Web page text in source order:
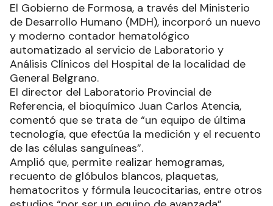
El Gobierno de Formosa, a través del Ministerio
de Desarrollo Humano (MDH), incorporó un nuevo
y moderno contador hematológico
automatizado al servicio de Laboratorio y
Análisis Clínicos del Hospital de la localidad de
General Belgrano.
El director del Laboratorio Provincial de
Referencia, el bioquímico Juan Carlos Atencia,
comentó que se trata de “un equipo de última
tecnología, que efectúa la medición y el recuento
de las células sanguíneas”.
Amplió que, permite realizar hemogramas,
recuento de glóbulos blancos, plaquetas,
hematocritos y fórmula leucocitarias, entre otros